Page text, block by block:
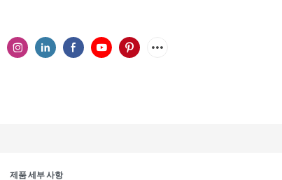
제품 세부 사항